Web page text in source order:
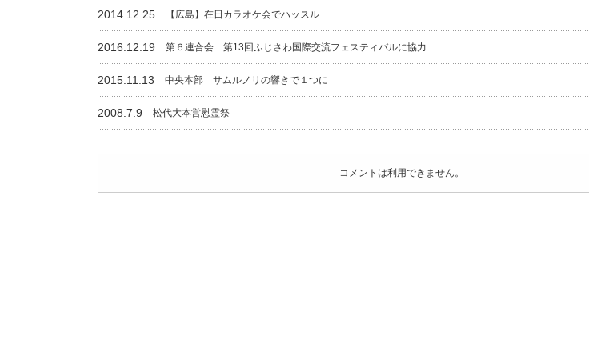
2014.12.25 【広島】在日カラオケ会でハッスル
2016.12.19 第６連合会 第13回ふじさわ国際交流フェスティバルに協力
2015.11.13 中央本部 サムルノリの響きで１つに
2008.7.9 松代大本営慰霊祭
コメントは利用できません。